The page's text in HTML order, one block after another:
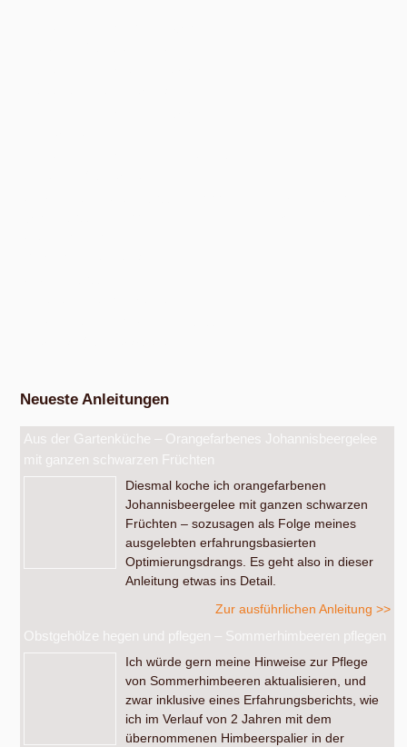
Neueste Anleitungen
Aus der Gartenküche – Orangefarbenes Johannisbeergelee
mit ganzen schwarzen Früchten
Diesmal koche ich orangefarbenen
Johannisbeergelee mit ganzen schwarzen
Früchten – sozusagen als Folge meines
ausgelebten erfahrungsbasierten
Optimierungsdrangs. Es geht also in dieser
Anleitung etwas ins Detail.
Zur ausführlichen Anleitung >>
Obstgehölze hegen und pflegen – Sommerhimbeeren pflegen
Ich würde gern meine Hinweise zur Pflege
von Sommerhimbeeren aktualisieren, und
zwar inklusive eines Erfahrungsberichts, wie
ich im Verlauf von 2 Jahren mit dem
übernommenen Himbeerspalier in der